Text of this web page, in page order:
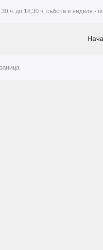
ч. до 18,30 ч. събота и неделя -